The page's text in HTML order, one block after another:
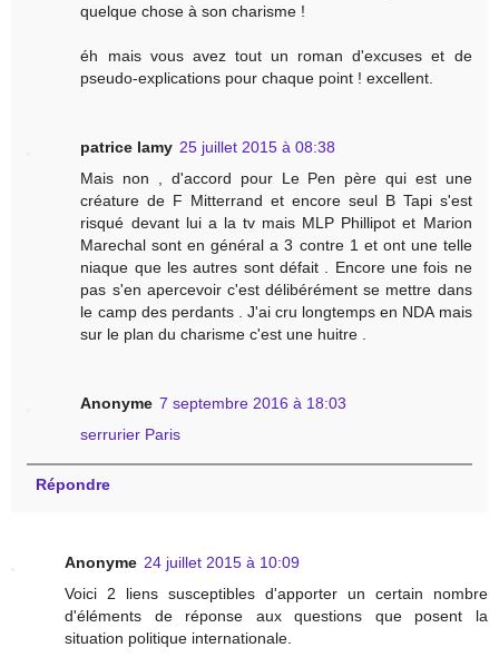
quelque chose à son charisme !
éh mais vous avez tout un roman d'excuses et de
pseudo-explications pour chaque point ! excellent.
patrice lamy 25 juillet 2015 à 08:38
Mais non , d'accord pour Le Pen père qui est une
créature de F Mitterrand et encore seul B Tapi s'est
risqué devant lui a la tv mais MLP Phillipot et Marion
Marechal sont en général a 3 contre 1 et ont une telle
niaque que les autres sont défait . Encore une fois ne
pas s'en apercevoir c'est délibérément se mettre dans
le camp des perdants . J'ai cru longtemps en NDA mais
sur le plan du charisme c'est une huitre .
Anonyme 7 septembre 2016 à 18:03
serrurier Paris
Répondre
Anonyme 24 juillet 2015 à 10:09
Voici 2 liens susceptibles d'apporter un certain nombre
d'éléments de réponse aux questions que posent la
situation politique internationale.